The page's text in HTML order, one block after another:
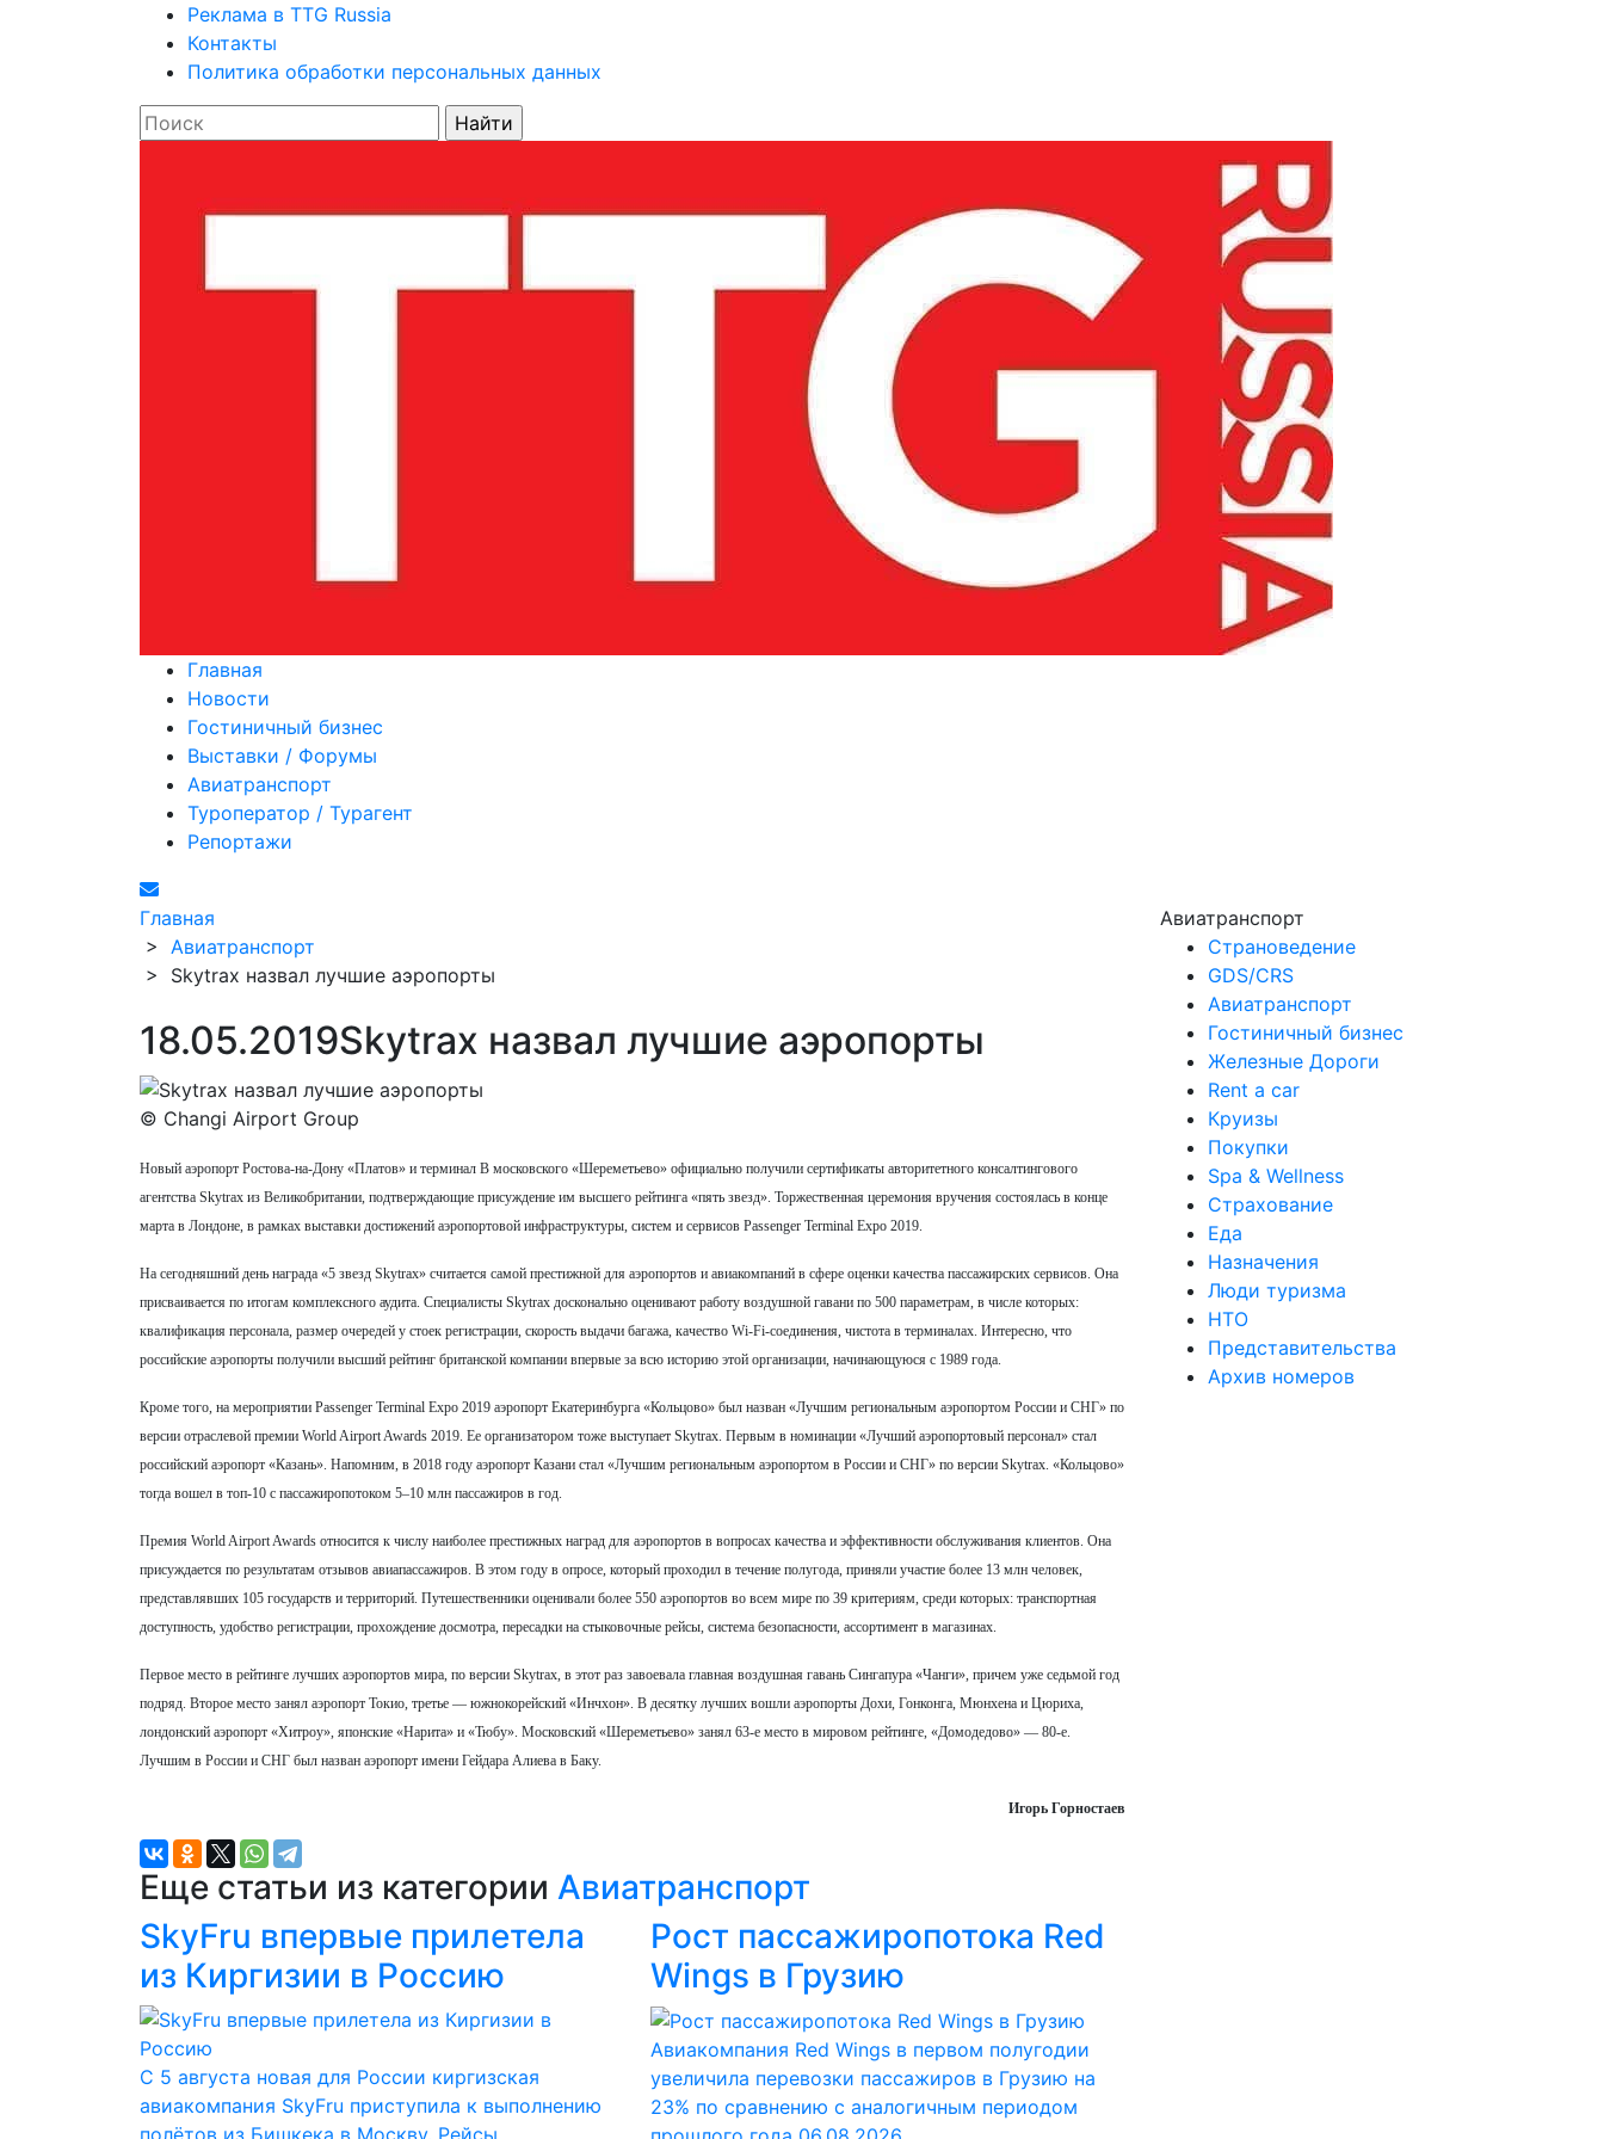
Реклама в TTG Russia
Контакты
Политика обработки персональных данных
Главная
Новости
Гостиничный бизнес
Выставки / Форумы
Авиатранспорт
Туроператор / Турагент
Репортажи
Главная
> Авиатранспорт
> Skytrax назвал лучшие аэропорты
18.05.2019Skytrax назвал лучшие аэропорты
© Changi Airport Group
Новый аэропорт Ростова-на-Дону «Платов» и терминал B московского «Шереметьево» официально получили сертификаты авторитетного консалтингового
агентства Skytrax из Великобритании, подтверждающие присуждение им высшего рейтинга «пять звезд». Торжественная церемония вручения состоялась в конце
марта в Лондоне, в рамках выставки достижений аэропортовой инфраструктуры, систем и сервисов Passenger Terminal Expo 2019.
На сегодняшний день награда «5 звезд Skytrax» считается самой престижной для аэропортов и авиакомпаний в сфере оценки качества пассажирских сервисов. Она
присваивается по итогам комплексного аудита. Специалисты Skytrax досконально оценивают работу воздушной гавани по 500 параметрам, в числе которых:
квалификация персонала, размер очередей у стоек регистрации, скорость выдачи багажа, качество Wi-Fi-соединения, чистота в терминалах. Интересно, что
российские аэропорты получили высший рейтинг британской компании впервые за всю историю этой организации, начинающуюся с 1989 года.
Кроме того, на мероприятии Passenger Terminal Expo 2019 аэропорт Екатеринбурга «Кольцово» был назван «Лучшим региональным аэропортом России и СНГ» по
версии отраслевой премии World Airport Awards 2019. Ее организатором тоже выступает Skytrax. Первым в номинации «Лучший аэропортовый персонал» стал
российский аэропорт «Казань». Напомним, в 2018 году аэропорт Казани стал «Лучшим региональным аэропортом в России и СНГ» по версии Skytrax. «Кольцово»
тогда вошел в топ-10 с пассажиропотоком 5–10 млн пассажиров в год.
Премия World Airport Awards относится к числу наиболее престижных наград для аэропортов в вопросах качества и эффективности обслуживания клиентов. Она
присуждается по результатам отзывов авиапассажиров. В этом году в опросе, который проходил в течение полугода, приняли участие более 13 млн человек,
представлявших 105 государств и территорий. Путешественники оценивали более 550 аэропортов во всем мире по 39 критериям, среди которых: транспортная
доступность, удобство регистрации, прохождение досмотра, пересадки на стыковочные рейсы, система безопасности, ассортимент в магазинах.
Первое место в рейтинге лучших аэропортов мира, по версии Skytrax, в этот раз завоевала главная воздушная гавань Сингапура «Чанги», причем уже седьмой год
подряд. Второе место занял аэропорт Токио, третье — южнокорейский «Инчхон». В десятку лучших вошли аэропорты Дохи, Гонконга, Мюнхена и Цюриха,
лондонский аэропорт «Хитроу», японские «Нарита» и «Тюбу». Московский «Шереметьево» занял 63-е место в мировом рейтинге, «Домодедово» — 80-е.
Лучшим в России и СНГ был назван аэропорт имени Гейдара Алиева в Баку.
Игорь Горностаев
Еще статьи из категории Авиатранспорт
SkyFru впервые прилетела
из Киргизии в Россию
С 5 августа новая для России киргизская
авиакомпания SkyFru приступила к выполнению
полётов из Бишкека в Москву. Рейсы
Рост пассажиропотока Red
Wings в Грузию
Авиакомпания Red Wings в первом полугодии
увеличила перевозки пассажиров в Грузию на
23% по сравнению с аналогичным периодом
Авиатранспорт
Страноведение
GDS/CRS
Авиатранспорт
Гостиничный бизнес
Железные Дороги
Rent a car
Круизы
Покупки
Spa & Wellness
Страхование
Еда
Назначения
Люди туризма
НТО
Представительства
Архив номеров